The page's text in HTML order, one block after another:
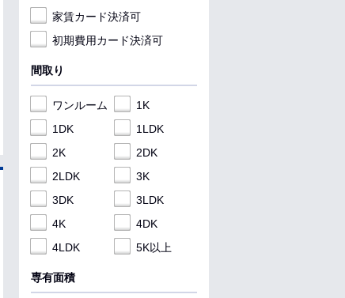
家賃カード決済可
初期費用カード決済可
間取り
ワンルーム
1K
1DK
1LDK
2K
2DK
2LDK
3K
3DK
3LDK
4K
4DK
4LDK
5K以上
専有面積